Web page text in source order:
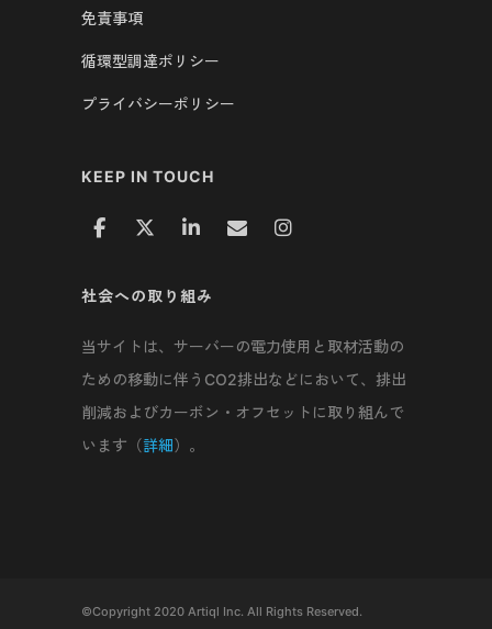
免責事項
循環型調達ポリシー
プライバシーポリシー
KEEP IN TOUCH
社会への取り組み
当サイトは、サーバーの電力使用と取材活動の
ための移動に伴うCO2排出などにおいて、排出
削減およびカーボン・オフセットに取り組んで
います（詳細）。
©Copyright 2020 Artiql Inc. All Rights Reserved.